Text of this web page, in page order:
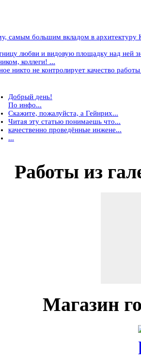
самым большим вкладом в архитектуру
любви и видовую площадку над ней
коллеги! ...
никто не контролирует качество
Добрый день!
По инфо...
Скажите, пожалуйста, а Гейнрих...
Читая эту статью понимаешь что...
качественно проведённые инжене...
...
Работыиз
Магазин